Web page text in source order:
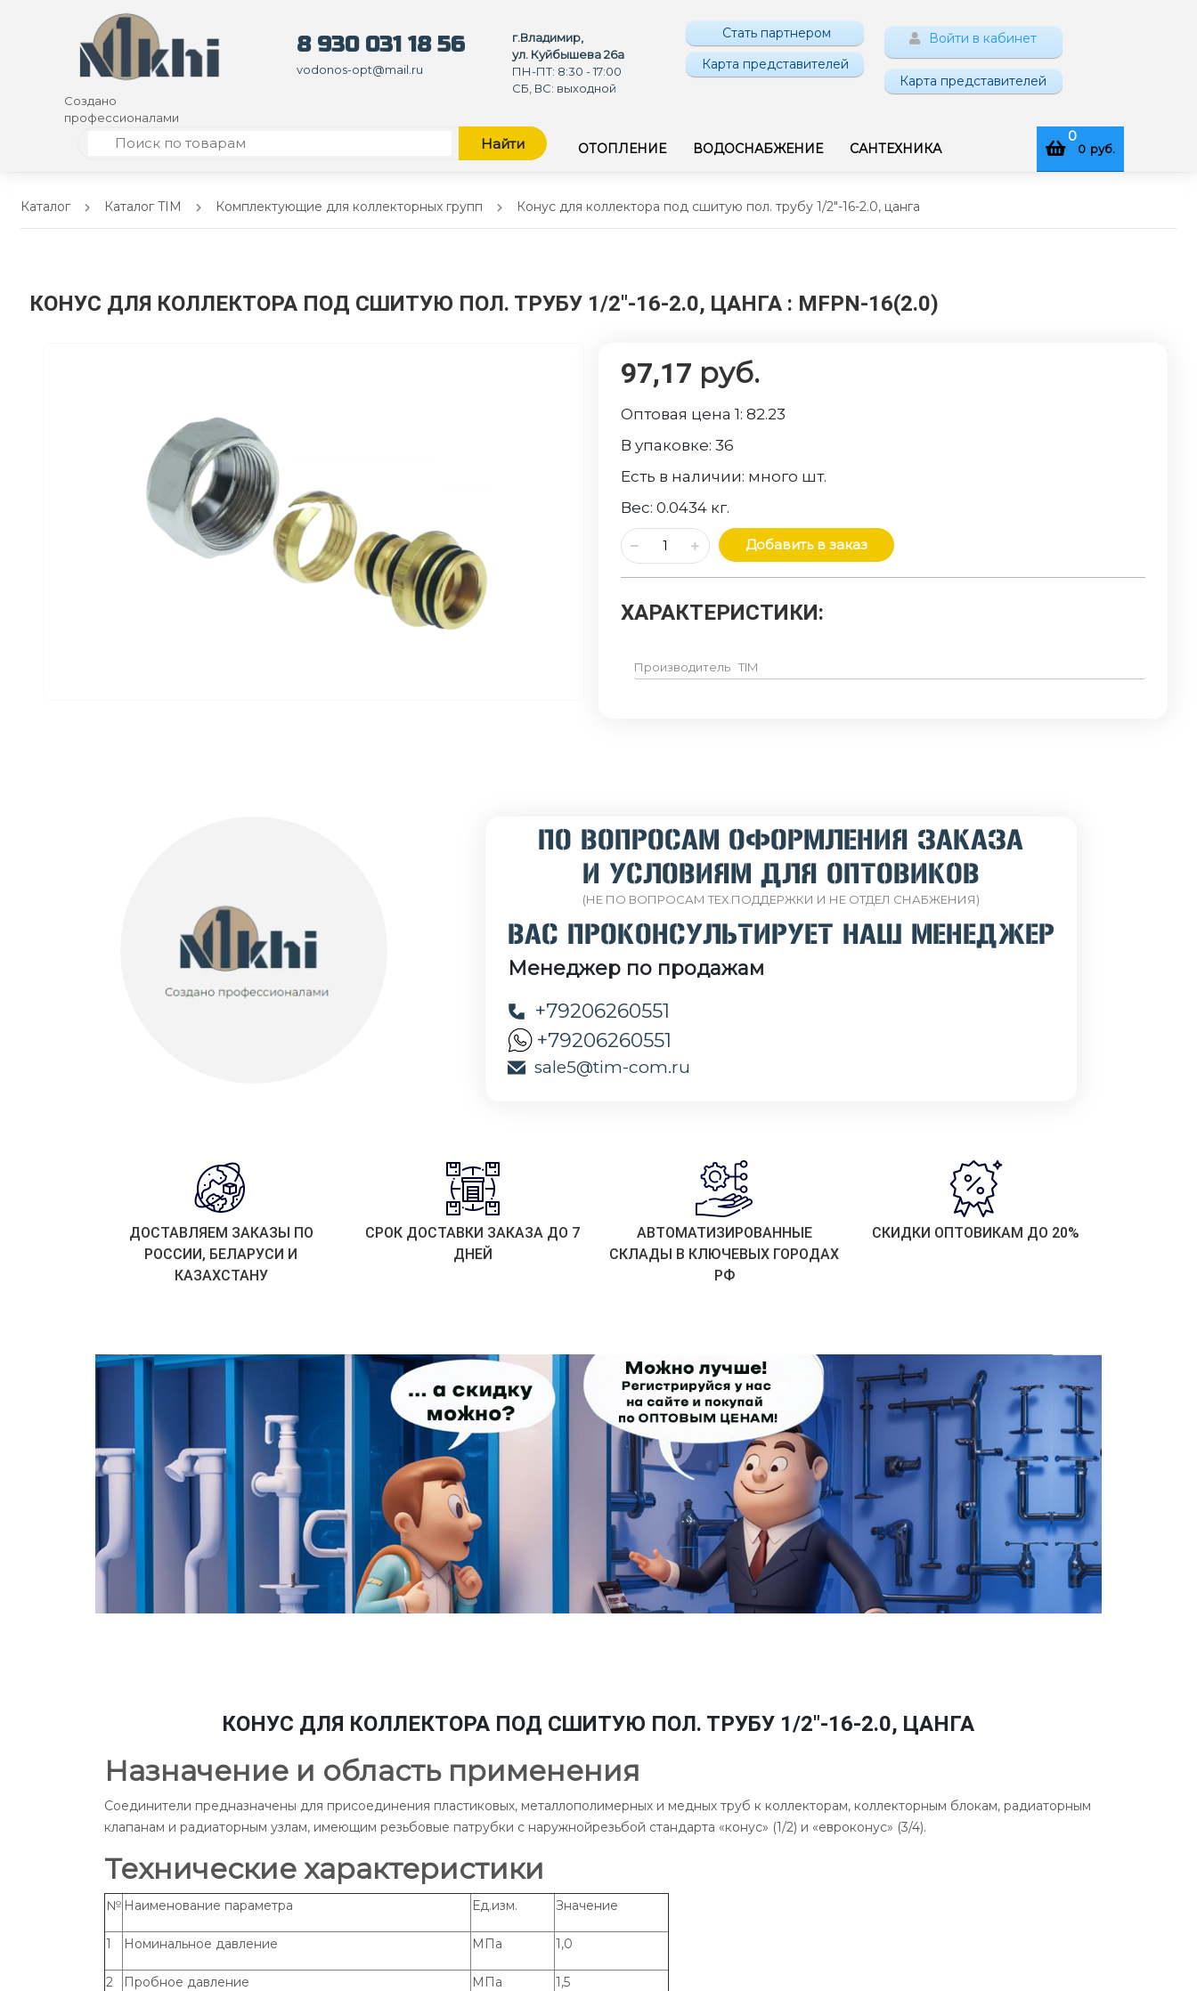
Создано
профессионалами
8 930 031 18 56
vodonos-opt@mail.ru
г.Владимир,
ул. Куйбышева 26а
ПН-ПТ: 8:30 - 17:00
СБ, ВС: выходной
Стать партнером
Карта представителей
Войти в кабинет
Карта представителей
Найти ОТОПЛЕНИЕ ВОДОСНАБЖЕНИЕ САНТЕХНИКА
0
0 руб.
Каталог Каталог TIM Комплектующие для коллекторных групп Конус для коллектора под сшитую пол. трубу 1/2"-16-2.0, цанга
КОНУС ДЛЯ КОЛЛЕКТОРА ПОД СШИТУЮ ПОЛ. ТРУБУ 1/2"-16-2.0, ЦАНГА : MFPN-16(2.0)
97,17 руб.
Оптовая цена 1: 82.23
В упаковке: 36
Есть в наличии: много шт.
Вес: 0.0434 кг.
Добавить в заказ
ХАРАКТЕРИСТИКИ:
Производитель TIM
ПО ВОПРОСАМ ОФОРМЛЕНИЯ ЗАКАЗА
И УСЛОВИЯМ ДЛЯ ОПТОВИКОВ
(НЕ ПО ВОПРОСАМ ТЕХ.ПОДДЕРЖКИ И НЕ ОТДЕЛ СНАБЖЕНИЯ)
ВАС ПРОКОНСУЛЬТИРУЕТ НАШ МЕНЕДЖЕР
Менеджер по продажам
+79206260551
+79206260551
sale5@tim-com.ru
ДОСТАВЛЯЕМ ЗАКАЗЫ ПО
РОССИИ, БЕЛАРУСИ И
КАЗАХСТАНУ
СРОК ДОСТАВКИ ЗАКАЗА ДО 7
ДНЕЙ
АВТОМАТИЗИРОВАННЫЕ
СКЛАДЫ В КЛЮЧЕВЫХ ГОРОДАХ
РФ
СКИДКИ ОПТОВИКАМ ДО 20%
КОНУС ДЛЯ КОЛЛЕКТОРА ПОД СШИТУЮ ПОЛ. ТРУБУ 1/2"-16-2.0, ЦАНГА
Назначение и область применения
Соединители предназначены для присоединения пластиковых, металлополимерных и медных труб к коллекторам, коллекторным блокам, радиаторным
клапанам и радиаторным узлам, имеющим резьбовые патрубки с наружнойрезьбой стандарта «конус» (1/2) и «евроконус» (3/4).
Технические характеристики
№ Наименование параметра Ед.изм. Значение
1 Номинальное давление МПа 1,0
2 Пробное давление МПа 1,5